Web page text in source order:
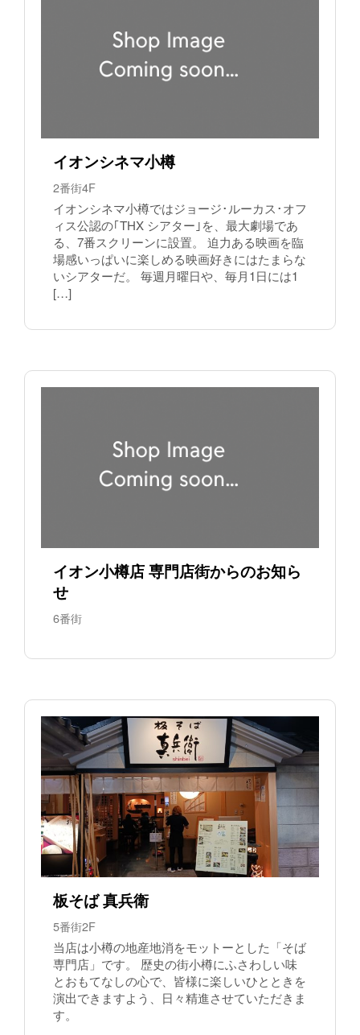
イオンシネマ小樽
2番街4F
イオンシネマ小樽ではジョージ･ルーカス･オフ
ィス公認の｢THX シアター｣を、最大劇場であ
る、7番スクリーンに設置。 迫力ある映画を臨
場感いっぱいに楽しめる映画好きにはたまらな
いシアターだ。 毎週月曜日や、毎月1日には1
[…]
イオン小樽店 専門店街からのお知ら
せ
6番街
板そば 真兵衛
5番街2F
当店は小樽の地産地消をモットーとした「そば
専門店」です。 歴史の街小樽にふさわしい味
とおもてなしの心で、皆様に楽しいひとときを
演出できますよう、日々精進させていただきま
す。